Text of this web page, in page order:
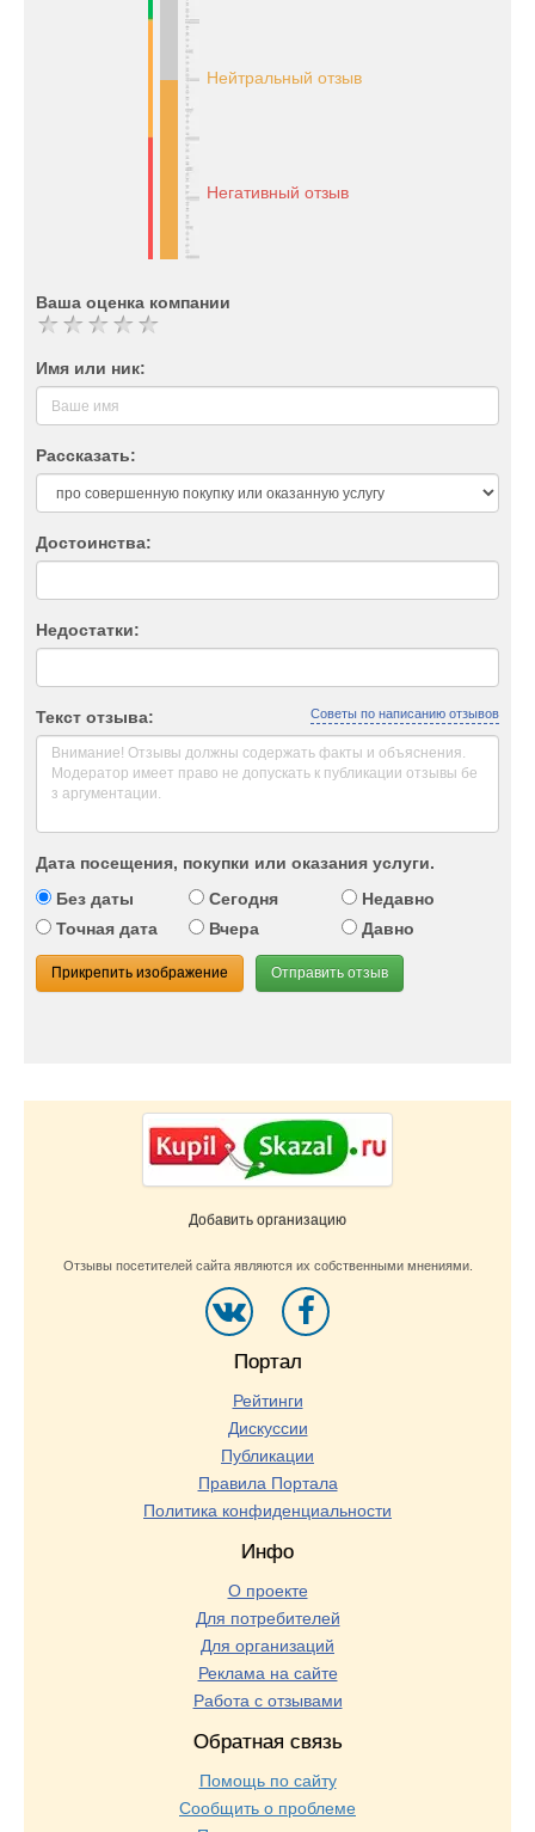
Нейтральный отзыв
Негативный отзыв
Ваша оценка компании
Имя или ник:
Рассказать:
Достоинства:
Недостатки:
Текст отзыва: Советы по написанию отзывов
Дата посещения, покупки или оказания услуги.
Без даты
Сегодня
Недавно
Точная дата
Вчера Давно
Прикрепить изображение Отправить отзыв
Добавить организацию
Отзывы посетителей сайта являются их собственными мнениями.
Портал
Рейтинги
Дискуссии
Публикации
Правила Портала
Политика конфиденциальности
Инфо
О проекте
Для потребителей
Для организаций
Реклама на сайте
Работа с отзывами
Обратная связь
Помощь по сайту
Сообщить о проблеме